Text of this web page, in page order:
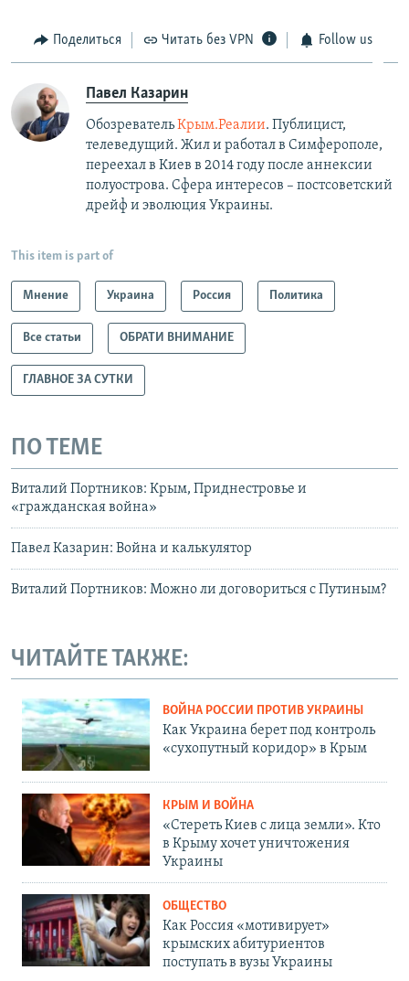
Поделиться Читать без VPN Follow us
Павел Казарин
ОбозревательКрым.Реалии. Публицист,
телеведущий. Жил и работал в Симферополе,
переехал в Киев в 2014 году после аннексии
полуострова. Сфера интересов – постсоветский
дрейф и эволюция Украины.
This item is part of
Мнение Украина Россия Политика
Все статьи ОБРАТИ ВНИМАНИЕ
ГЛАВНОЕ ЗА СУТКИ
ПО ТЕМЕ
Виталий Портников: Крым, Приднестровье и
«гражданская война»
Павел Казарин: Война и калькулятор
Виталий Портников: Можно ли договориться с Путиным?
ЧИТАЙТЕ ТАКЖЕ:
ВОЙНА РОССИИ ПРОТИВ УКРАИНЫ
Как Украина берет под контроль
«сухопутный коридор» в Крым
КРЫМ И ВОЙНА
«Стереть Киев с лица земли». Кто
в Крыму хочет уничтожения
Украины
ОБЩЕСТВО
Как Россия «мотивирует»
крымских абитуриентов
поступать в вузы Украины